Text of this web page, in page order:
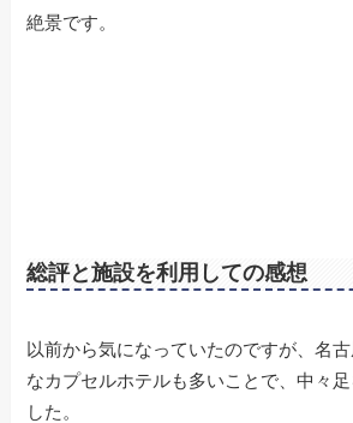
絶景です。
総評と施設を利用しての感想
以前から気になっていたのですが、名
なカプセルホテルも多いことで、中々
した。